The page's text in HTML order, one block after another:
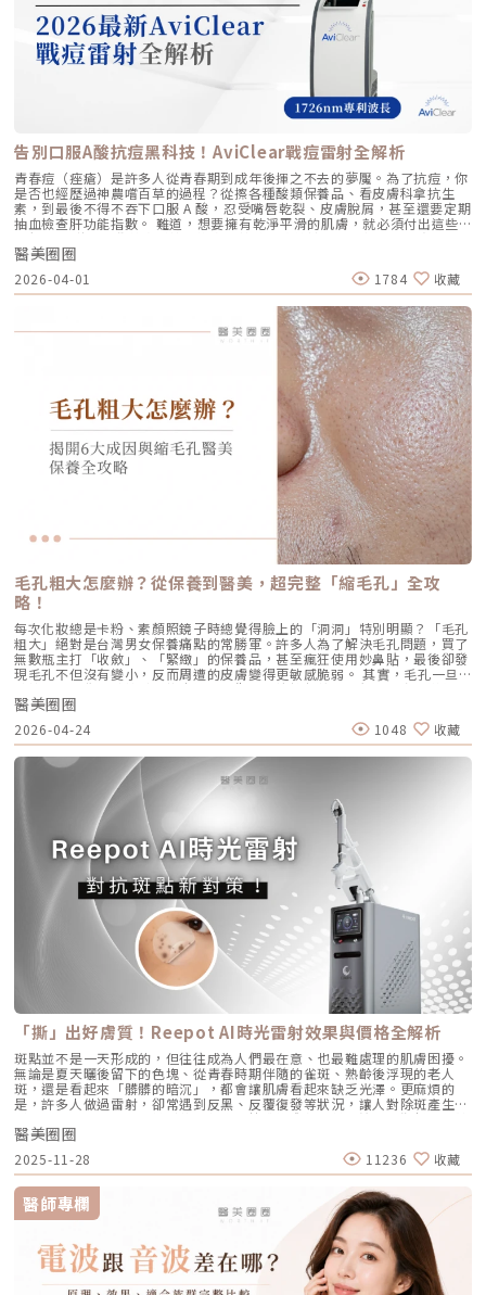
「智慧型保養」，漸進式修復你的肌膚底層架構。哪些人適合做璞菲洛？
Profhilo不僅適合輕熟女族群，也非常適合希望改善整體膚況、延緩老化的
人。尤其推薦給以下族群： 面臨初老症狀者： 臉部、頸部或手部出現細
紋、輕微鬆弛，以及肌膚彈性下降、缺乏緊實感的人。 膚質困擾者： 肌膚
乾燥、毛孔粗大、膚色不均或膚質粗糙，希望透過深層保濕來全面提升膚況
的人。 追求自然效果者： 不希望外觀有大幅度改變，只想透過自然、漸進
的方式讓自己看起來更年輕、更有氣色。 對其他療程敏感者： 曾對雷射、
能量儀器等療程反應較大，或希望尋找一種低風險、低修復期的保養方式。
忙碌但仍想維持好氣色的族群非常友善。璞菲洛療程建議與效果說明璞菲洛
建議以三次療程為一完整週期，前兩次治療間隔約30天，第三次則可延長至
4至6個月後進行。必要時，醫師會根據患者肌膚老化程度，評估是否安排加
強治療，以達到最佳效果。大部分患者在首次治療後約2至4週，能感受到肌
膚保濕度提升與質感柔嫩。完整療程結束後，肌膚彈性、細緻度與毛孔緊實
度明顯改善，效果可維持數月，期間因人而異，與個人膚質及保養習慣相
關。針對肌膚老化較嚴重的患者，醫師會提供客製化療程方案，確保治療成
效符合期待。為何完成完整療程後仍需定期補打？雖然Profhilo在第一年完
成三次療程後，可促進皮膚彈力蛋白的新生，但其成分會在體內逐漸代謝，
約在施打後28天開始減少。儘管如此，Profhilo所啟動的生物刺激作用能持
續約3個月左右。隨著時間流逝，皮膚的保濕度與細胞活化功能會逐漸降
低，肌膚質感可能回復至治療前的狀態。加上年齡增長與環境壓力，皮膚細
胞活力下降，因此建議每3至4個月進行一次補打，持續激活肌膚，維持年輕
健康。一項針對40至65歲受試者的研究顯示，接受兩次Profhilo注射（間
隔30天）後，在1個月與4個月的評估中，皮膚彈性與保濕度均有顯著提
升，且效果可維持至少4個月。受試者自我評估亦反映皺紋減少、肌膚更緊
緻，印證持續治療的重要性。（參考來源：Sparavigna et al., 2022）璞
菲洛療程前後注意事項術前： 停止服用抗凝血藥物（如阿斯匹靈、維他命
E） 治療當天避免化妝、飲酒 保持作息規律，避免熬夜與重度壓力術後：
24小時內避免按摩施打部位 三天內避免劇烈運動與三溫暖 一週內避免臉部
熱敷與刺激性護膚產品 建議加強保濕、防曬，幫助效果延長璞菲洛副作用
與風險Profhilo屬於非交聯玻尿酸，不含化學交聯劑，生物相容性極佳，副
作用相對少。常見輕微反應包括： 注射處短暫腫脹、微紅 局部輕微瘀青
（數日內可自行消退） 極少數人可能會有輕微搔癢或壓痛感，通常在數天
內緩解※ 選擇合法診所與原廠授權產品，是避免療程風險最關鍵的因素。
為什麼 Profhilo 成為新一代醫美趨勢？隨著醫美觀念的演變，越來越多人
追求自然、柔和的改善效果，不希望臉部看起來僵硬或過度膨脹。Profhilo
與傳統填充型療程最大的不同，在於它獨特的「重建」式作用。Profhilo
並非單純地填補，而是將高濃度玻尿酸均勻分布於肌膚真皮層，從底層刺激
膠原蛋白與彈力蛋白新生，啟動肌膚的自我修復能力，讓效果柔和自然，能
有效降低傳統填充物可能帶來的異物感，也更貼近肌膚自然老化的邏輯。此
外，Profhilo 完美契合了當前醫美市場「微侵入式」與「預防型保養」的
趨勢。它填補了日常保養品與侵入式手術之間的空缺，不需像肉毒桿菌那樣
限制表情，也不需要像手術拉皮那樣漫長的恢復期。對於生活忙碌、注重效
率的現代人來說，這讓它更容易被接受，成為許多人延緩老化、提升膚質的
首選。臨床案例分享以下為原廠提供的實際案例，透過Profhilo逆時針療
程，觀察治療前後肌膚狀態的變化，供大家參考了解療程效果。璞菲洛
Profhilo常見Q&AQ1：PROFHILO和水光療程有什麼差別？ 水光著重在肌
膚表層補水，讓皮膚變得水嫩透亮；而PROFHILO作用層次更深，不只補
水，還能活化膠原蛋白、彈力蛋白等細胞修復，提升整體彈性與緊緻度。它
的特點是透過穩定擴散來刺激肌膚自我修復，不靠刺激或破壞，適合想全面
改善膚況的人。Q2：可以和電波、音波等療程搭配嗎？ 可與電波、音波等
療程搭配使用，建議間隔約兩週，具體施打順序與時間需由醫師評估。電
波、音波術後可加速肌膚修復並延長效果，但需等皮膚完全降溫後再進行
Profhilo療程。施打前請務必諮詢醫師，遵從專業建議安排療程。Q3：璞
菲洛每年需要打幾次？ 一個完整療程通常包含三次施打，前兩次相隔約一
個月，第三次則可在四到六個月後進行。視個人膚況與需求，也可安排後續
加強療程，以延續效果。Q4：頸紋、手部老化也能打嗎？ 可以。Profhilo
在頸部與手背同樣有良好表現，能改善乾紋與鬆弛，是全方位肌膚重建療
程。Q5：是否適合所有膚質？ 大多數人皆可接受，但孕婦、哺乳中女性與
對玻尿酸過敏者不建議施打。Q6：哪些人適合做Profhilo？需要幾歲才能
做？Profhilo適合有初期老化、乾燥或鬆弛困擾的人，通常建議從30歲以後
就可以評估施作。特別推薦給希望改善膚況，又不想讓五官改變或產生膨脹
感的人。Q7：施打Profhilo會很痛嗎？會不會腫？需要修復期嗎？療程過
程簡單快速，使用極細針在臉部五個特定位點注射，疼痛感輕微。少數人會
有暫時性紅腫或小腫塊，通常幾小時內可自然消退，不會影響日常活動。
Q8：Profhilo成分天然嗎？會不會引起過敏？Profhilo採用高純度、非動
物來源的玻尿酸，不含常見交聯劑成分，安全性高，過敏反應發生機率非常
低，並獲得歐盟CE安全認證。Profhilo璞菲洛是突破傳統玻尿酸觀念的療
程，不以填充為主，而是提升肌膚自癒力與膚質的「逆時針保養」新選擇。
如果你渴望不影響生活的微創保養，並希望從根本改善膚質，Profhilo 絕
對值得你列入考量。在選擇療程前，務必諮詢專業醫師，評估自身膚況與適
合方案，才能真正達到年輕又自然的理想狀態。選擇合法診所、專業醫師與
原廠產品，是安全變美的不二法門。★溫馨提醒★小編要提醒大家，醫療並
非單純的商業交易，所有的療程都伴隨著風險。因此，作為消費者應該謹慎
選擇合適的醫療方案，以確保安全與健康。
清螢幕清晰地看見病患當下的組織層級。這意味著： 避開神經與骨頭：大
幅降低因能量落點錯誤導致的劇痛或副作用。 精準鎖定 SMAS 筋膜層：確
保每一發熱凝結點都精確落在支撐輪廓的關鍵地基上。 即時監控探頭貼合
度：防止因貼合不全導致的表皮燙傷。二、 三種鬆弛型態：妳需要的是
「拉提」還是「緊緻」？很多客人到診間會直接說：「我要打音波。」但我
通常會先進行細緻的觸診與影像觀察，因為「鬆弛」其實分為不同層次。如
果診斷錯誤，治療效果就會大打折扣。我將臉部老化歸納為三種主要型態，
並給予不同的客製化建議：2.1 筋膜鬆弛型（結構下垂）這是最適合美國音
墜。這類問題的根源在於 SMAS 筋膜層失去張力，需要透過美音二代深達
4.5mm 的聚焦能量，從地基進行「拉提」。2.2 表皮鬆弛型（膚質鬆軟）
如果妳覺得臉部皮膚軟爛、毛孔粗大、布滿細紋，這通常是真皮層膠原蛋白
流失。此時我會建議以「無雙電波」或「鳳凰電波」為主，強化表層的「緊
緻」，若能搭配美音二代 1.5mm 或 3.0mm 的探頭進行分層治療，效果會
更全面。2.3 脂肪下移型（贅肉堆積）有些人老化表現是法令紋上方擠出一
塊肉，或是出現明顯的雙下巴。這類族群除了筋膜拉提，還需要美音二代對
脂肪組織產生的微熱效應來進行收斂，收緊鬆贅組織，恢復線條的俐落感。
三、 關於痛感與效果：二代真的不一樣嗎？「醫師，聽說美國音波非常
痛，是真的嗎？」這是許多客人心中的陰影。的確，第一代美國音波因其能
量輸出極為強悍扎實，對某些痛感較敏感的客人來說確實是一大挑戰。但
Ultherapy Prime（美音二代）在 2026 年能被醫美圈推崇，關鍵就在於它
大幅優化了「舒適度」。3.1 減痛技術的優化美音二代優化了能量輸出的波
型與頻率，使熱能釋放更加穩定均勻。在臨床操作中，我發現客人的耐受度
顯著提升，不再需要像早期那樣「痛到想哭」。 見效時間：治療當下因組
織受熱收縮，會有 10-20% 的即時拉提感。真正的巔峰效果會在術後 2–3
個月，隨著膠原蛋白的大量新生，輪廓會日益清晰。 維持時間：在規律的
生活作息下，一次優良的治療效果可維持 12–18 個月。四、 蔡醫師的減齡
處方箋：美音二代的精準佈點很多診所標榜「破千條」的音波，但我始終堅
持：條數不是越多越好，精準度才是關鍵。過多的能量可能造成脂肪萎縮
（臉凹），過少則無感。在辰美學，我會根據每一位客人的臉型厚薄、鬆弛
程度，規劃專屬的能量地圖。以下是 2026 年我常用的建議處方： 施作區
更好的「精緻度」，我常會建議在音波拉提後，搭配再生針（瑞德喜）進行
外輪廓的固定，或是以「混合式填充」補足流失的骨架支撐。這種「由內拉
提、由外固定」的複合思維，才是現代抗老的趨勢。五、 2026 醫美行情與
避坑建議當妳搜尋「美國音波二代價格」時，會發現市場行情落差很大。身
為醫師，我必須提醒大家，費用背後包含的是原廠探頭成本、儀器維護、以
及最重要的「醫師的技術與判讀經驗」。 認明原廠授權：施打前請掃描儀
器與探頭 QR Code，確保非水貨或非法翻新探頭。 選擇認證醫師：音波拉
提需要精準的解剖學知識，只有受過原廠培訓的醫師，才能在「安全邊界
內」將能量發揮到極致。六、 結語：愛美，是為了成就更好的自己我常
說，醫美的意義不在於把妳變成另外一個人，而在於「找回最巔峰狀態的
妳」。看著客人在治療後，重新對鏡子裡的自己露出自信的微笑，那是我身
為醫師最大的成就感。我會運用 Ultherapy Prime 美國音波第二代的精準
技術，結合我對面部結構的美感理解，悉心守護妳每一寸肌膚的張力。如果
您也對輪廓的流失感到焦慮，或者正猶豫哪種療程最適合自己，歡迎預約來
診間，讓我們在一個放鬆、透明的環境下，一起討論出最適合您的減齡計
畫。
告別口服A酸抗痘黑科技！AviClear戰痘雷射全解析
青春痘（痤瘡）是許多人從青春期到成年後揮之不去的夢魘。為了抗痘，你
是否也經歷過神農嚐百草的過程？從擦各種酸類保養品、看皮膚科拿抗生
素，到最後不得不吞下口服 A 酸，忍受嘴唇乾裂、皮膚脫屑，甚至還要定期
抽血檢查肝功能指數。 難道，想要擁有乾淨平滑的肌膚，就必須付出這些
代價嗎？ 隨著醫學美容科技的進步，抗痘治療終於迎來了劃時代的突破。
全球首款獲得美國 FDA 認證，專門針對「皮脂腺」進行治療的 AviClear 戰
痘雷射 正式問世。它主打不需依賴藥物、無嚴重副作用，透過專利
1726nm 波長雷射，從根源「關閉」過度活躍的皮脂腺。 這篇文章將帶你
全面深入了解 AviClear 戰痘雷射的作用原理、與傳統治療的差異、療程細
節以及真實的術後效果，幫助你評估這項抗痘黑科技是否適合自己。為什麼
痘痘總是反覆發作？看懂萬惡之源「皮脂腺」在認識 AviClear 戰痘雷射之
前，我們必須先了解痘痘（痤瘡）究竟是怎麼形成。青春痘的生成機制主要
包含四大關鍵： 皮脂分泌過盛：受到賀爾蒙、壓力、飲食或基因影響，皮
脂腺製造出過多的油脂。 毛囊角化異常：老廢角質無法正常代謝，與油脂
混合後堵塞毛孔，形成粉刺。 痤瘡桿菌增生：堵塞的無氧毛孔成為痤瘡桿
菌（C. acnes）的溫床，細菌大量繁殖。 發炎反應：細菌代謝物引發免疫
反應，導致紅腫、化膿，形成嚴重的囊腫型或膿皰型痘痘。在這四個環節
中，「皮脂分泌過盛」是啟動後續一連串災難的開關。傳統的治療方式，如
抗生素主要針對殺菌；外用酸類主要針對去角質。唯有口服 A 酸能夠有效抑
制皮脂腺分泌，這也是為什麼口服 A 酸過去被視為治療嚴重痘痘的終極武
器。然而，口服 A 酸伴隨著全身性的副作用。而 AviClear 戰痘雷射的誕
生，就是為了一次解決這個痛點：我們能不能在不吃藥的情況下，精準且長
效地控制皮脂腺？什麼是 AviClear 戰痘雷射？解密 1726nm 的物理奇蹟
AviClear 戰痘雷射是一台利用特定波長光能來治療痤瘡的醫療儀器。它的核
心技術在於突破性的1726nm 波長雷射。1. 為什麼是 1726nm 波長？「專
吃油脂」的標靶治療在雷射醫學中，不同的波長會被不同的目標物（如黑色
素、血紅素、水分）吸收。1726nm 這個波長非常特殊，它在人體組織
中，被皮脂（油脂）吸收的效率，大約是被水分吸收的 2 倍。當 AviClear
的雷射光束打入真皮層時，能量會精準地被富含油脂的「皮脂腺」大量吸
收，進而產生熱能。這些熱能會破壞過度活躍的皮脂腺細胞，變得萎縮、分
泌量大幅下降。當沒有過多的油脂，毛孔就不易堵塞，痤瘡桿菌也失去了生
存的養分，痘痘自然就失去了生長的溫床。2. AviCool™ 藍寶石冷卻系統：
保護表皮，大幅提升舒適度既然要用熱能破壞深層的皮脂腺，表皮會不會被
燙傷？這正是 AviClear 的另一項核心專利。機器配備了專屬的 AviCool™
藍寶石接觸式冷卻系統。在雷射擊發前、擊發中與擊發後，冷卻系統會持續
將表皮溫度維持在安全的低溫狀態。這不僅能防止表皮熱傷害、避免術後反
黑，更大幅降低了療程中的痛感，讓患者在不需要敷麻藥的情況下（視個人
耐受度而定），也能順利完成治療。AviClear 戰痘雷射 vs. 藍雷射與傳統療
法：抗痘金大PK過去我們面對嚴重的青春痘，「吞口服A酸」幾乎是唯一的
終極解方。然而，隨著光電科技的突破，現代的醫美抗痘已經邁入了「精準
破壞皮脂腺」的新紀元。目前市面上討論度最高的兩大抗痘黑科技，分別是
AviClear 戰痘雷射與 CAPRI 藍雷射。雖然兩者都主打不吃藥、從根源控
油，但在波長與作用機制上卻有著根本的差異。我們該如何選擇？它們與傳
統的口服A酸又有什麼不同？以下為您全面解析。頂尖對決：AviClear 戰痘
雷射 vs. CAPRI 藍雷射這兩款都是目前熱門的無藥物抗痘雷射，雖然目標一
致，但「作戰策略」卻截然不同：1. AviClear 戰痘雷射（1726nm）：專
注皮脂腺的「源頭阻斷」作用原理：搭載專利 1726nm 波長，具備極高的
「油脂專一性」，能穿透皮膚精準鎖定並加熱肥大的皮脂腺，使其萎縮。核
心強項：直接從源頭切斷出油量並破壞痘痘的生長環境，主打極長效的抗痘
與控油效果，非常適合追求長期穩定膚況、不想依賴藥物的人。2. CAPRI
藍雷射（1450nm + 450nm）：控油＋殺菌的「雙效複合」作用原理：結
合 1450nm 的熱能來縮減皮脂腺（控油），同時搭配 450nm 藍光直接消
滅表皮的痤瘡桿菌（殺菌）。核心強項：雙管齊下，對於臉上正在急性發
炎、紅腫的痘痘，具有極佳的立即退紅與消炎效果，適合需要快速壓制大面
積發炎的患者。3. 傳統終極武器：口服A酸（Isotretinoin）作用原理：屬
於全身性的系統性治療。它能全面抑制皮脂腺分泌、使皮脂腺萎縮，同時促
進毛囊正常角化，並大幅減少發炎反應與痤瘡桿菌增生。核心強項：能夠一
次打擊痘痘的四大成因，對於嚴重型、結節囊腫型痘痘，或是對其他治療
（包含抗生素、外用藥膏）無效的頑固型痘痘，具有極高的治癒率與長效
性。需注意事項：伴隨較明顯的副作用，最常見包含嘴唇乾裂、皮膚乾燥脫
皮、眼睛乾澀等。此外，孕婦絕對禁用（具致畸胎性），療程期間需配合醫
師定期抽血監測肝功能與血脂，且通常需持續服用數個月至一年以上以達到
標準的累積劑量。CAPRI 藍雷射與 AviClear 戰痘雷射最主要的差異，在於
「雷射波長」與「對油脂的吸收破壞力」。簡單來說，藍雷射主打「控油加
殺菌」的雙效機制，適合用來對付輕中度的痘痘與毛孔粗大問題；而
1726nm 的戰痘雷射則是專為「阻斷皮脂腺」而生，能精準且深度地破壞
出油源頭，因此更適合用來拯救中重度發炎、滿臉油光，以及長年反覆發作
的頑固型痘痘肌。誰最適合打 AviClear 戰痘雷射？如果符合以下任一情
況，AviClear 將會是非常值得評估的投資： 口服藥物恐懼或不適應者：曾
經吃過口服 A 酸但無法忍受乾燥脫皮，或是抽血發現肝指數異常而被迫停藥
的人。 備孕中或哺乳中的女性：口服 A 酸有強烈的致畸胎性，停藥後仍需
避孕一段時間；而戰痘雷射純粹是物理性光電治療，對全身系統無影響（但
孕婦本身基於安全考量，雷射療程前仍須經醫師評估）。 滿臉油光、毛孔
粗大者：即使目前沒有嚴重的發炎痘痘，但深受「中東油田」困擾，希望從
醫美圈圈
2026-04-01 1784 收藏
毛孔粗大怎麼辦？從保養到醫美，超完整「縮毛孔」全攻
略！
每次化妝總是卡粉、素顏照鏡子時總覺得臉上的「洞洞」特別明顯？「毛孔
粗大」絕對是台灣男女保養痛點的常勝軍。許多人為了解決毛孔問題，買了
無數瓶主打「收斂」、「緊緻」的保養品，甚至瘋狂使用妙鼻貼，最後卻發
現毛孔不但沒有變小，反而周遭的皮膚變得更敏感脆弱。 其實，毛孔一旦
被撐大，就像是被撐鬆的橡皮筋，光靠日常塗抹保養品是很難「完全逆轉」
的。想要有效改善毛孔粗大，我們必須先搞懂你的毛孔是哪一種「型」，才
能對症下藥！這篇文章將帶你從日常保養到專業醫美療程，全面拯救毛孔粗
大的終極對策。為什麼我的毛孔會變大？揭開毛孔粗大的 6大元兇在探討怎
麼解決之前，我們得先抓出讓毛孔變大的罪魁禍首。毛孔粗大絕對不是單一
原因造成的，通常是以下幾個因素交織而成的結果：1. 【油脂型毛孔】：中
東油田的擴建工程毛孔是皮脂排出的主要通道。當你的皮脂腺天生比較發
達，或是受到氣溫升高、荷爾蒙波動、常吃高油高糖食物影響，導致出油量
大增時，通道就會被迫「擴建」來排出這些大量油脂。2. 【角質型毛孔】：
通道堵塞引發的連鎖反應健康的肌膚會自然代謝老廢角質，但如果代謝異
常，這些廢棄角質就會和皮脂、空氣中的髒污混合在一起，死死地堵塞在毛
孔開口。久而久之，毛孔就像被塞了軟木塞一樣，被越撐越大。3. 【老化型
毛孔】：膠原蛋白流失的初老警報真皮層中的「膠原蛋白」和「彈力蛋白」
就像是撐起毛孔的堅固地基。隨著年齡增長，或是長期不防曬導致的「光老
化」，地基流失、失去支撐力，毛孔邊緣的肌膚就會順著地心引力往下垂。
4. 【缺水型毛孔】：肌膚乾旱造成的表面危機這點常被許多人忽略！當角質
層極度缺水時，毛孔周圍的表皮細胞會像失去水分的蘋果一樣乾癟、萎縮，
無法飽滿排列。在細胞與細胞之間的縫隙變大之下，視覺上毛孔就顯得非常
明顯。5. 【疤痕型毛孔】：手癢硬擠留下的歷史遺跡嚴格來說這已經是「痘
疤」的範疇。過去長了嚴重的發炎性青春痘，或是手癢過度暴力擠壓，導致
真皮層組織嚴重受損。在傷口修復的過程中產生了纖維化拉扯，最終形成不
可逆的凹洞。6. 【蟎蟲型毛孔】：隱形的微小房客在作怪我們的臉上本來就
有共生的「蠕形蟎蟲」，但當免疫力下降、皮脂分泌失衡，或是過度清潔破
壞皮脂膜時，蟎蟲就會大量異常繁殖。牠們會啃食皮脂、進出毛囊，蟲體的
排泄物與屍體會引發毛囊發炎，進而把毛孔撐大。如何從日常居家保養穩住
毛孔不失控？雖然保養品無法讓已經擴大的毛孔完全「縮回」，但正確的居
家保養，能幫助控制毛孔不再進一步擴張，並改善整體膚質的平滑度。1. 溫
和清潔，不過度刺激：選擇胺基酸系等溫和潔顏產品，一天清潔 1～2 次即
可。避免頻繁使用磨砂或強力去角質產品，以減少對皮膚屏障的刺激。2. 適
度使用酸類，幫助代謝角質：對於油脂分泌較旺或粉刺型毛孔，可在醫師或
專業建議下使用酸類保養品： 水楊酸（BHA）：脂溶性，能深入毛孔幫助
油脂代謝，常用於黑頭與粉刺調理。 果酸（AHA，如甘醇酸、乳酸）：主要
作用於表層角質更新，改善肌膚粗糙。 杏仁酸：屬於果酸的一種但兼具親
脂特性，屬較溫和的酸類選擇。3. 抗老成分 A醇（Retinol）：A醇是目前研
究較完整的抗老成分之一，可促進表皮更新，並間接支持膠原蛋白生成，對
於老化型毛孔與膚質粗糙有一定幫助。但 A醇具有刺激性，建議採取低濃
度、循序漸進方式建立耐受。4. 防曬是關鍵保護：紫外線是造成膠原蛋白流
失與肌膚老化的重要因素之一。長期日曬會加速毛孔鬆弛，因此無論晴雨都
應確實做好防曬（塗抹防曬乳或物理性遮蔽）。醫美療程如何精準對抗毛孔
粗大？如果你期待的是肉眼可見的改善幅度，相比起日常保養，專業的醫美
醫美圈圈
2026-04-24 1048 收藏
「撕」出好膚質！Reepot AI時光雷射效果與價格全解析
斑點並不是一天形成的，但往往成為人們最在意、也最難處理的肌膚困擾。
無論是夏天曬後留下的色塊、從青春時期伴隨的雀斑、熟齡後浮現的老人
斑，還是看起來「髒髒的暗沉」，都會讓肌膚看起來缺乏光澤。更麻煩的
是，許多人做過雷射，卻常遇到反黑、反覆復發等狀況，讓人對除斑產生陰
影。 Reepot AI時光雷射（仿單名為「蕾璞釹雅各雷射系統」，衛部醫器輸
字第 037165 號）自 2025 年 7 月上市後便迅速受到關注，被視為色素治
療領域重要新進展。它重新定義了傳統除斑的思維，將以往以熱能為主的
「燒灼式破壞」，轉變為更精準、更可控的「震碎式處理」，再結合 AI 影
像分析與超冷卻保護，使治療不僅更安全、也更貼近現代人追求的舒適與高
效率。對於過去因反黑、修復期長或效果不均而猶豫的族群而言，Reepot
的出現為除斑帶來全新的可能。 這篇文章就帶你理解Reepot 到底怎麼運
作？和你聽過的皮秒、傳統雷射有什麼不同？誰適合做、誰不適合？效果、
術後照護、價格又是多少呢？希望能讓你在做選擇前，有完整且中立的參
考。為什麼斑點這麼難纏？了解色素成因，是選擇療程前最重要的一步許多
人以為斑點只是「曬太陽造成的色塊」，但實際上臉上的每一顆斑，都可能
有不同來源。色素形成的原因多元，深度位置也不相同，因此在治療上自然
醫美圈圈
2025-11-28 11236 收藏
醫師專欄